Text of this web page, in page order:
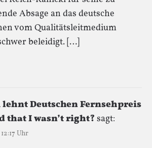
Absage an das deutsche
vom Qualitätsleitmedium
beleidigt. […]
Deutschen Fernsehpreis
that I wasn’t right? sagt:
Uhr